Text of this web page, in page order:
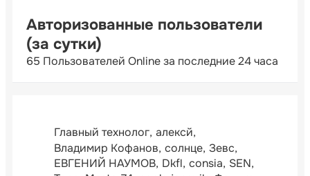
Авторизованные пользователи
(за сутки)
65 Пользователей Online за последние 24 часа
Главный технолог алексй
Владимир Кофанов солнце Зевс
ЕВГЕНИЙ НАУМОВ Dkfl consia SEN